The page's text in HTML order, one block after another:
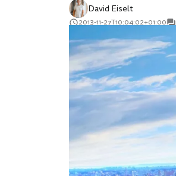
David Eiselt
2013-11-27T10:04:02+01:00